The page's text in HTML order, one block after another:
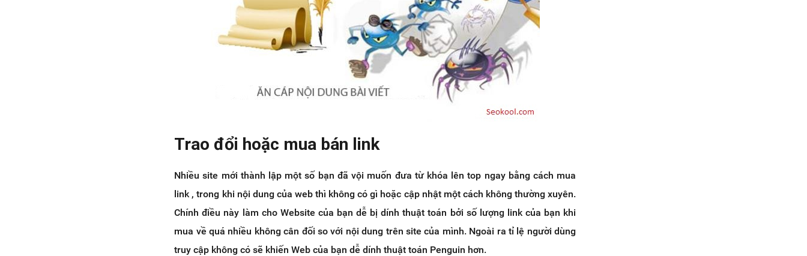
Trao đổi hoặc mua bán link
Nhiều site mới thành lập một số bạn đã vội muốn đưa từ khóa lên top ngay bằng cách mua
link , trong khi nội dung của web thì không có gì hoặc cập nhật một cách không thường xuyên.
Chính điều này làm cho Website của bạn dễ bị dính thuật toán bởi số lượng link của bạn khi
mua về quá nhiều không cân đối so với nội dung trên site của mình. Ngoài ra tỉ lệ người dùng
truy cập không có sẽ khiến Web của bạn dễ dính thuật toán Penguin hơn.